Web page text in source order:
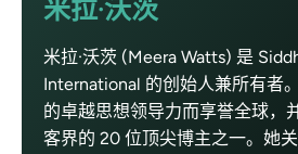
米拉·沃茨
米拉·沃茨 (Meera Watts) 是
International 的创始人兼所有者
的卓越思想领导力而享誉全球，
客界的 20 位顶尖博主之一。她